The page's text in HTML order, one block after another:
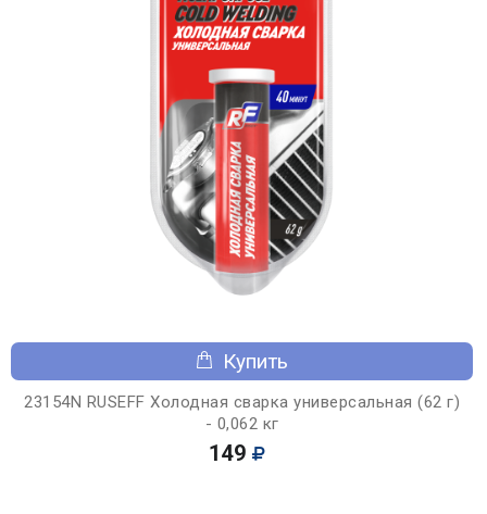
Купить
23154N RUSEFF Холодная сварка универсальная (62 г)
- 0,062 кг
149